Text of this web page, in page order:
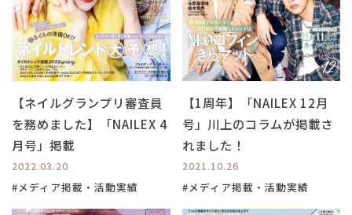
【ネイルグランプリ審査員
を務めました】「NAILEX 4
月号」掲載
2022.03.20
#メディア掲載・活動実績
【1周年】「NAILEX 12月
号」川上のコラムが掲載さ
れました！
2021.10.26
#メディア掲載・活動実績